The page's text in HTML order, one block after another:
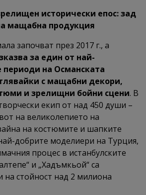
исторически епос: зад
мащабна продукция
започват през 2017 г., а
за един от най-
периоди на Османската
с мащабни декори,
и зрелищни бойни сцени. В
екип от над 450 души –
на великолепието на
на костюмите и шапките
добрите моделиери на Турция,
процес в истанбулските
и „Хадъмкьой“ са
на стойност над 2 милиона